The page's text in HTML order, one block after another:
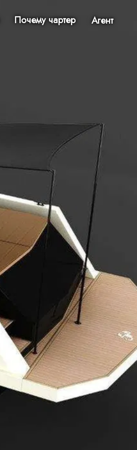
Почему чартер Агент